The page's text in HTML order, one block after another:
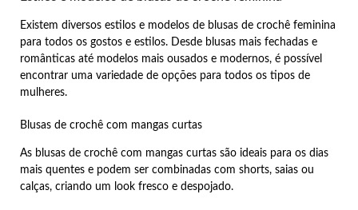
Existem diversos estilos e modelos de blusas de crochê feminina
para todos os gostos e estilos. Desde blusas mais fechadas e
românticas até modelos mais ousados e modernos, é possível
encontrar uma variedade de opções para todos os tipos de
mulheres.
Blusas de crochê com mangas curtas
As blusas de crochê com mangas curtas são ideais para os dias
mais quentes e podem ser combinadas com shorts, saias ou
calças, criando um look fresco e despojado.